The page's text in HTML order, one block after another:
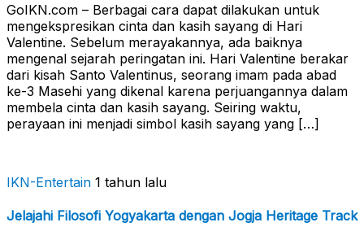
GoIKN.com – Berbagai cara dapat dilakukan untuk
mengekspresikan cinta dan kasih sayang di Hari
Valentine. Sebelum merayakannya, ada baiknya
mengenal sejarah peringatan ini. Hari Valentine berakar
dari kisah Santo Valentinus, seorang imam pada abad
ke-3 Masehi yang dikenal karena perjuangannya dalam
membela cinta dan kasih sayang. Seiring waktu,
perayaan ini menjadi simbol kasih sayang yang […]
IKN-Entertain 1 tahun lalu
Jelajahi Filosofi Yogyakarta dengan Jogja Heritage Track